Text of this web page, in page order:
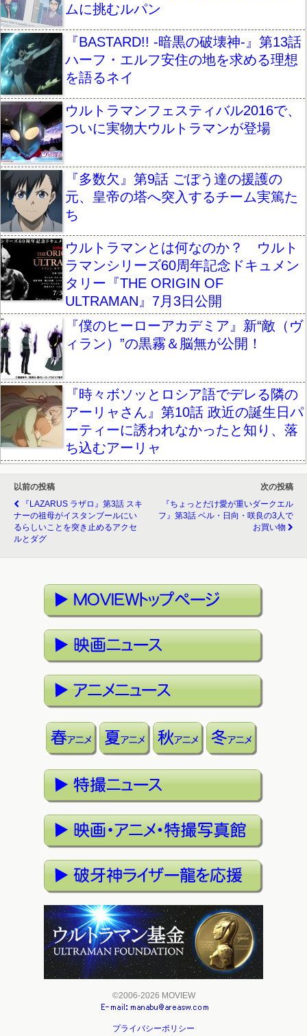
ムに挑むルパン
『BASTARD!! -暗黒の破壊神-』第13話
ハーフ・エルフ安住の地を求める理想
を語るネイ
ウルトラマンフェスティバル2016で、
ついに実物大ウルトラマンが登場
『多数欠』第9話 ごぼう達の援護の
元、皇帝の塔へ突入するチーム実篤た
ち
ウルトラマンとは何なのか？ ウルト
ラマンシリーズ60周年記念ドキュメン
タリー『THE ORIGIN OF
ULTRAMAN』7月3日公開
『僕のヒーローアカデミア』新“敵（ヴ
ィラン）”の黒霧＆脳無が公開！
『時々ボソッとロシア語でデレる隣の
アーリャさん』第10話 政近の誕生日パ
ーティーに誘われなかったと知り、落
ち込むアーリャ
以前の投稿
『LAZARUS ラザロ』第3話 スキ
ナーの祖母がイスタンブールにい
るらしいことを突き止めるアクセ
ルとダグ
次の投稿
『ちょっとだけ愛が重いダークエル
フ』第3話 ベル・日向・咲良の3人で
お買い物
©2006-2026 MOVIEW
プライバシーポリシー